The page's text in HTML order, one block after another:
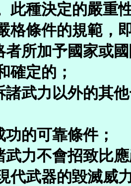
此種決定的嚴重
格條件的規範，
所加予國家或
確定的；
武力以外的其
的可靠條件；
力不會招致比
代武器的毀滅威